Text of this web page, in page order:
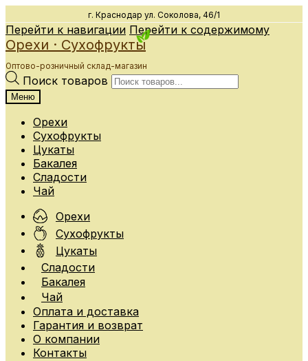
г. Краснодар ул. Соколова, 46/1
Перейти к навигации Перейти к содержимому
Орехи · Сухофрукты
Оптово-розничный склад-магазин
Поиск товаров
Меню
Орехи
Сухофрукты
Цукаты
Бакалея
Сладости
Чай
Орехи
Сухофрукты
Цукаты
Сладости
Бакалея
Чай
Оплата и доставка
Гарантия и возврат
О компании
Контакты